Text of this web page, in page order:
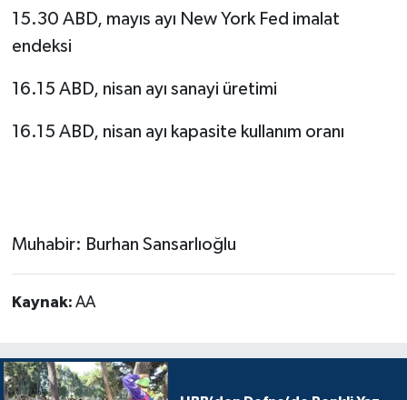
15.30 ABD, mayıs ayı New York Fed imalat
endeksi
16.15 ABD, nisan ayı sanayi üretimi
16.15 ABD, nisan ayı kapasite kullanım oranı
Muhabir: Burhan Sansarlıoğlu
Kaynak: AA